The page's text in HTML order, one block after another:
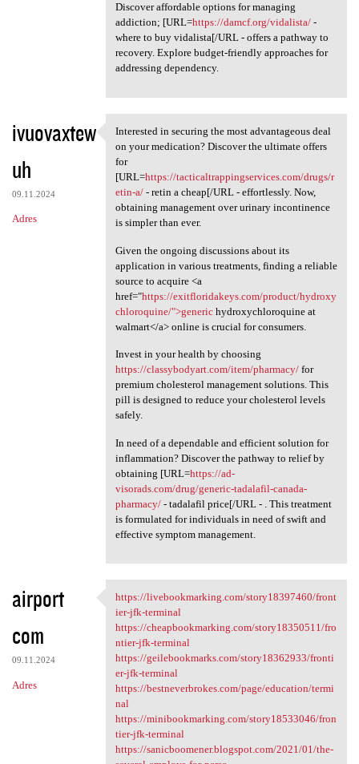
Discover affordable options for managing
addiction; [URL=https://damcf.org/vidalista/-
where to buy vidalista[/URL - offers a pathway to
recovery. Explore budget-friendly approaches for
addressing dependency.
ivuovaxtew
uh
09.11.2024
Adres
Interested in securing the
Interested in securing the most advantageous deal
on your medication? Discover the ultimate offers
for
[URL=https://tacticaltrappingservices.com/drugs/r
etin-a/- retin a cheap[/URL - effortlessly. Now,
obtaining management over urinary incontinence
is simpler than ever.
Given the ongoing discussions about its
application in various treatments, finding a reliable
source to acquire <a
href="https://exitfloridakeys.com/product/hydroxy
chloroquine/">generichydroxychloroquine at
walmart</a> online is crucial for consumers.
Invest in your health by choosing
https://classybodyart.com/item/pharmacy/for
premium cholesterol management solutions. This
pill is designed to reduce your cholesterol levels
safely.
In need of a dependable and efficient solution for
inflammation? Discover the pathway to relief by
obtaining [URL=https://ad-
visorads.com/drug/generic-tadalafil-canada-
pharmacy/- tadalafil price[/URL - . This treatment
is formulated for individuals in need of swift and
effective symptom management.
airport
com
09.11.2024
Adres
https://livebookmarking.com
https://livebookmarking.com/story18397460/front
ier-jfk-terminal
https://cheapbookmarking.com/story18350511/fro
ntier-jfk-terminal
https://geilebookmarks.com/story18362933/fronti
er-jfk-terminal
https://bestneverbrokes.com/page/education/termi
nal
https://minibookmarking.com/story18533046/fron
tier-jfk-terminal
https://sanicboomener.blogspot.com/2021/01/the-